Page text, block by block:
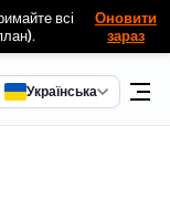
всі
Оновити
зараз
Українська